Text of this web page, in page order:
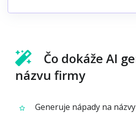
Čo dokáže AI
názvu firmy
Generuje nápady na